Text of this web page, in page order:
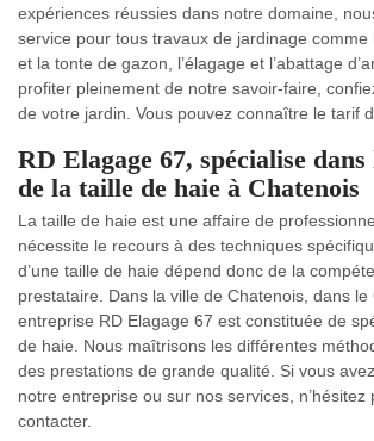
expériences réussies dans notre domaine,
service pour tous travaux de jardinage comme
et la tonte de gazon, l’élagage et l’abattage
profiter pleinement de notre savoir-faire,
de votre jardin. Vous pouvez connaître le tarif
RD Elagage 67, spécialise
de la taille de haie à Chatenois
La taille de haie est une affaire de
nécessite le recours à des techniques
d’une taille de haie dépend donc de la
prestataire. Dans la ville de Chatenois, dans le
entreprise RD Elagage 67 est constituée de
de haie. Nous maîtrisons les différentes
des prestations de grande qualité. Si vous
notre entreprise ou sur nos services, n’hésitez
contacter.